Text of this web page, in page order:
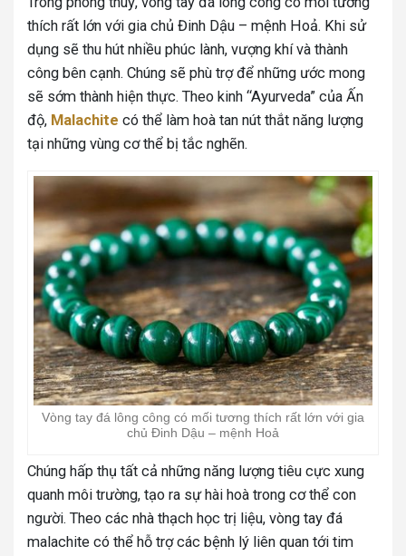
thích rất lớn với gia chủ Đinh Dậu – mệnh Hoả. Khi sử
dụng sẽ thu hút nhiều phúc lành, vượng khí và thành
công bên cạnh. Chúng sẽ phù trợ để những ước mong
sẽ sớm thành hiện thực. Theo kinh “Ayurveda” của Ấn
độ, Malachite có thể làm hoà tan nút thắt năng lượng
tại những vùng cơ thể bị tắc nghẽn.
Vòng tay đá lông công có mối tương thích rất lớn với gia
chủ Đinh Dậu – mệnh Hoả
Chúng hấp thụ tất cả những năng lượng tiêu cực xung
quanh môi trường, tạo ra sự hài hoà trong cơ thể con
người. Theo các nhà thạch học trị liệu, vòng tay đá
malachite có thể hỗ trợ các bệnh lý liên quan tới tim